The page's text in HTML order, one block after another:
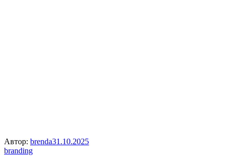
Автор: brenda31.10.2025
branding